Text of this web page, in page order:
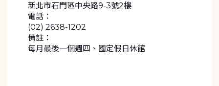
新北市石門區中央路9-3號2樓
電話：
(02) 2638-1202
備註：
每月最後一個週四、國定假日休館